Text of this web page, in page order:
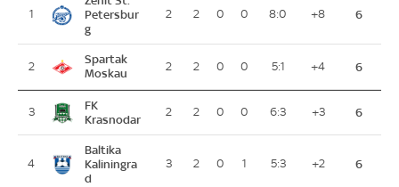
1
Petersbur
g
2 2 0 0 8:0 +8 6
2
Spartak
Moskau
2 2 0 0 5:1 +4 6
3
FK
Krasnodar
2 2 0 0 6:3 +3 6
4
Baltika
Kaliningra
d
3 2 0 1 5:3 +2 6